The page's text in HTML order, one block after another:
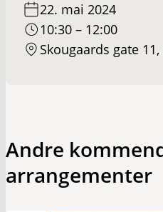
22. mai 2024
10:30 – 12:00
Skougaards gate
Andre
arrangementer